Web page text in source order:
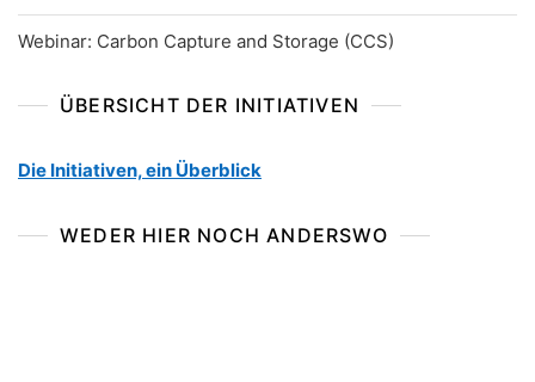
Webinar: Carbon Capture and Storage (CCS)
ÜBERSICHT DER INITIATIVEN
Die Initiativen, ein Überblick
WEDER HIER NOCH ANDERSWO